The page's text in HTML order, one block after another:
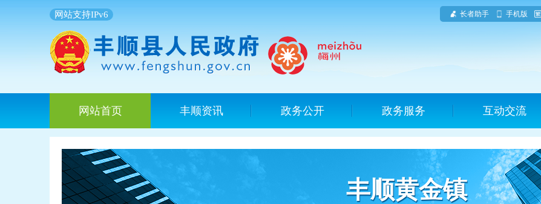
网站支持IPv6 长者助手 手机版
网站首页 丰顺资讯 政务公开 政务服务 互动交流
丰顺黄金镇